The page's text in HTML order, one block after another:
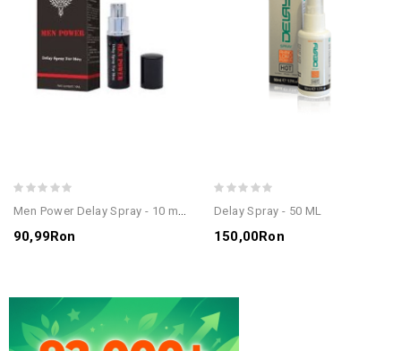
90,99Ron
Delay Spray - 50 ML
150,00Ron